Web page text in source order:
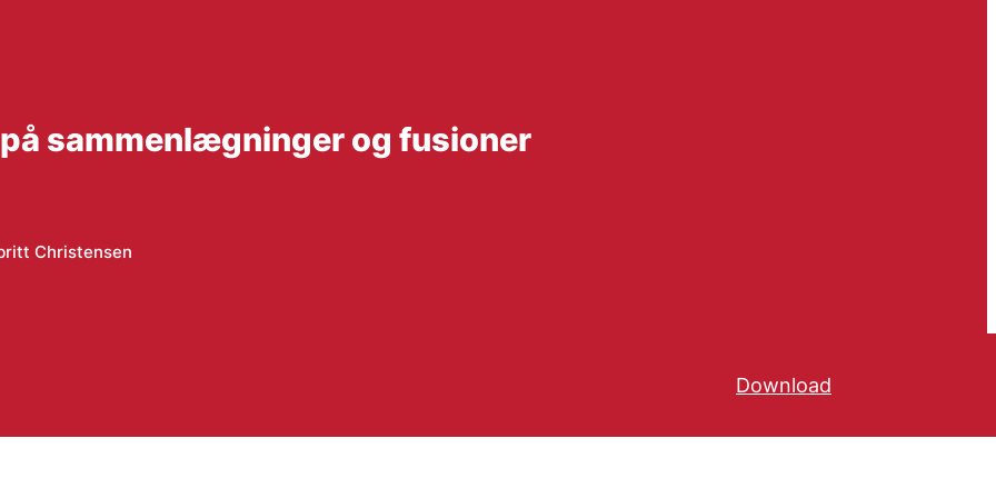
sammenlægninger og fusioner
Christensen
Download